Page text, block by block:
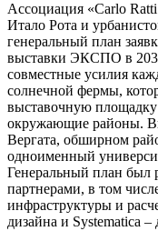
Ассоциация «Carlo
Итало Рота и
генеральный план
выставки ЭКСПО в
совместные усилия
солнечной фермы,
выставочную площадку
окружающие районы.
Вергата, обширном
одноименный
Генеральный план был
партнерами, в том
инфраструктуры и
дизайна и Systematica –